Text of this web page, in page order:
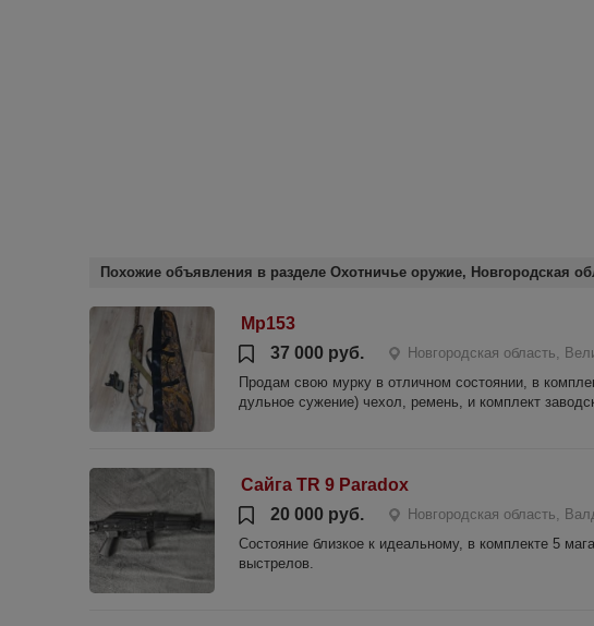
Похожие объявления в разделе Охотничье оружие, Новгородская
Мр153
37 000 руб.
Новгородская область,
Продам свою мурку в отличном состоянии, в
дульное сужение) чехол, ремень, и комплект
Сайга TR 9 Paradox
20 000 руб.
Новгородская область,
Состояние близкое к идеальному, в комплекте 5
выстрелов.